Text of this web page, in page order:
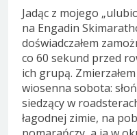
Jadąc z mojego
na Engadin
doświadczałem
co 60 sekund przed
ich grupą.
wiosenna sobota:
siedzący w
łagodnej zimie, na